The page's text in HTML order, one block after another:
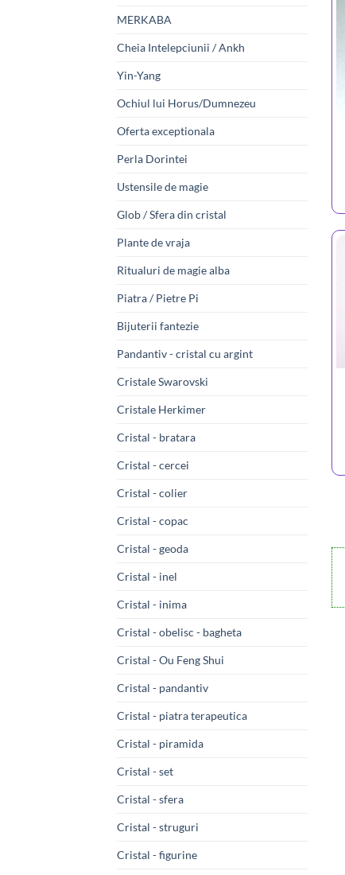
MERKABA
Cheia Intelepciunii / Ankh
Yin-Yang
Ochiul lui Horus/Dumnezeu
Oferta exceptionala
Perla Dorintei
Ustensile de magie
Glob / Sfera din cristal
Plante de vraja
Ritualuri de magie alba
Piatra / Pietre Pi
Bijuterii fantezie
Pandantiv - cristal cu argint
Cristale Swarovski
Cristale Herkimer
Cristal - bratara
Cristal - cercei
Cristal - colier
Cristal - copac
Cristal - geoda
Cristal - inel
Cristal - inima
Cristal - obelisc - bagheta
Cristal - Ou Feng Shui
Cristal - pandantiv
Cristal - piatra terapeutica
Cristal - piramida
Cristal - set
Cristal - sfera
Cristal - struguri
Cristal - figurine